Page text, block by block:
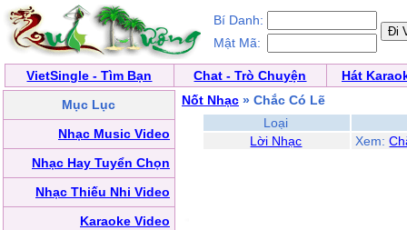
Bí Danh:
Mật Mã:
VietSingle - Tìm Bạn Chat - Trò Chuyện
Hát
Mục Lục
Nhạc Music Video
Nhạc Hay Tuyển Chọn
Nhạc Thiếu Nhi Video
Karaoke Video
Nốt Nhạc » Chắc Có Lẽ
Loại
Lời Nhạc
Xem: